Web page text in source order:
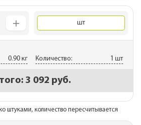
+ шт
0.90 кг Количество: 1 шт
3 092 руб.
штуками, количество пересчитывается